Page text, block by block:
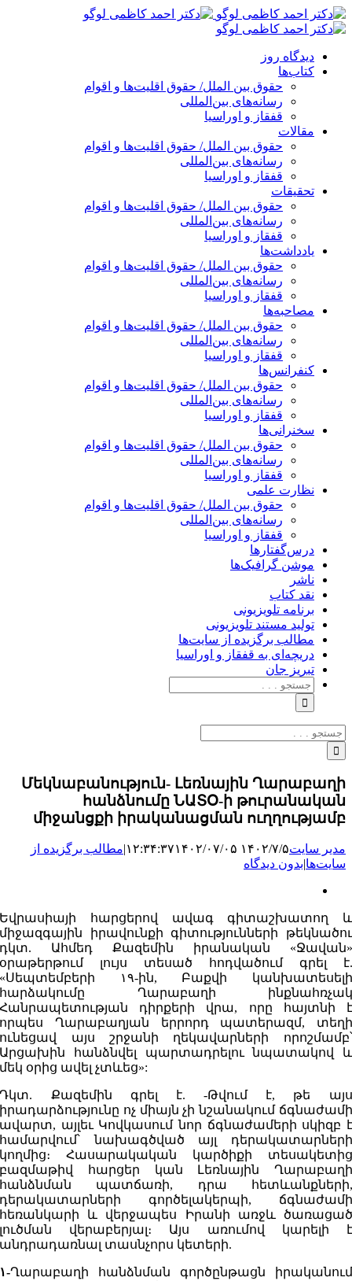
پرش
به
دیدگاه روز
کتاب‌ها
حقوق بین الملل/ حقوق اقلیت‌ها و اقوام
رسانه‌های بین‌المللی
قفقاز و اوراسیا
مقالات
حقوق بین الملل/ حقوق اقلیت‌ها و اقوام
رسانه‌های بین‌المللی
قفقاز و اوراسیا
تحقیقات
حقوق بین الملل/ حقوق اقلیت‌ها و اقوام
رسانه‌های بین‌المللی
قفقاز و اوراسیا
یادداشت‌ها
حقوق بین الملل/ حقوق اقلیت‌ها و اقوام
رسانه‌های بین‌المللی
قفقاز و اوراسیا
مصاحبه‌ها
حقوق بین الملل/ حقوق اقلیت‌ها و اقوام
رسانه‌های بین‌المللی
قفقاز و اوراسیا
کنفرانس‌ها
حقوق بین الملل/ حقوق اقلیت‌ها و اقوام
رسانه‌های بین‌المللی
قفقاز و اوراسیا
سخنرانی‌ها
حقوق بین الملل/ حقوق اقلیت‌ها و اقوام
رسانه‌های بین‌المللی
قفقاز و اوراسیا
نظارت علمی
حقوق بین الملل/ حقوق اقلیت‌ها و اقوام
رسانه‌های بین‌المللی
قفقاز و اوراسیا
درس‌گفتارها
موشن گرافیک‌ها
ناشر
نقد کتاب
برنامه‌ تلویزیونی
تولید مستند تلویزیونی
مطالب برگزیده از سایت‌ها
دریچه‌ای به قفقاز و اوراسیا
تبریزِ جان
جستجو
برای:
جستجو
برای:
Մեկնաբանություն- Լեռնային Ղարաբաղի
հանձնումը ՆԱՏՕ-ի թուրանական
միջանցքի իրականացման ուղղությամբ
مدیر سایت۱۴۰۲/۷/۵ ۱۲:۳۴:۳۷ ۱۴۰۲/۰۷/۰۵ |مطالب برگزیده از
سایت‌ها|بدون دیدگاه
بزرگ
Եվրասիայի հարցերով ավագ գիտաշխատող և
միջազգային իրավունքի գիտությունների թեկնածու
դկտ. Ահմեդ Քազեմին իրանական «Ջավան»
օրաթերթում լույս տեսած հոդվածում գրել է.
«Սեպտեմբերի ۱۹-ին, Բաքվի կանխատեսելի
հարձակումը Ղարաբաղի ինքնահռչակ
Հանրապետության դիրքերի վրա, որը հայտնի է
որպես Ղարաբաղյան երրորդ պատերազմ, տեղի
ունեցավ այս շրջանի ղեկավարների որոշմամբ՝
Արցախին հանձնվել պարտադրելու նպատակով և
մեկ օրից ավել չտևեց»:
Դկտ. Քազեմին գրել է. -Թվում է, թե այս
իրադարձությունը ոչ միայն չի նշանակում ճգնաժամի
ավարտ, այլեւ Կովկասում նոր ճգնաժամերի սկիզբ է
համարվում՝ նախագծված այլ դերակատարների
կողմից։ Հասարակական կարծիքի տեսակետից
բազմաթիվ հարցեր կան Լեռնային Ղարաբաղի
հանձնման պատճառի, դրա հետևանքների,
դերակատարների գործելակերպի, ճգնաժամի
հեռանկարի և վերջապես Իրանի առջև ծառացած
լուծման վերաբերյալ։ Այս առումով կարելի է
անդրադառնալ տասնչորս կետերի.
۱-Ղարաբաղի հանձնման գործընթացն իրականում